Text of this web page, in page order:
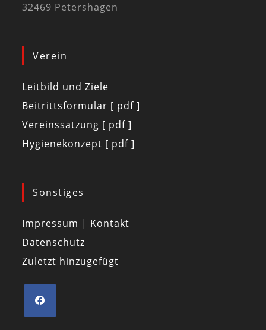
32469 Petershagen
Verein
Leitbild und Ziele
Beitrittsformular [ pdf ]
Vereinssatzung [ pdf ]
Hygienekonzept [ pdf ]
Sonstiges
Impressum | Kontakt
Datenschutz
Zuletzt hinzugefügt